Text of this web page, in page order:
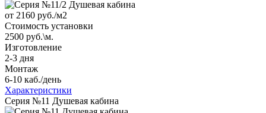
от 2160 руб./м2
Стоимость установки
2500 руб.\м.
Изготовление
2-3 дня
Монтаж
6-10 каб./день
Характеристики
Серия №11 Душевая кабина